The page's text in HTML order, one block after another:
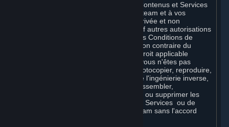
Vous n'êtes pas autorisé à utiliser les Contenus et Services
à d'autres fins que l'accès autorisé à Steam et à vos
Souscriptions, et que votre utilisation privée et non
commerciale de vos Souscriptions, sauf autres autorisations
énoncées dans le présent Accord ou les Conditions de
Souscription applicables. Sauf disposition contraire du
présent Accord, ou conformément au droit applicable
nonobstant les présentes restrictions, vous n'êtes pas
autorisé, en tout ou partie, à copier, photocopier, reproduire,
publier, distribuer, traduire, effectuer de l'ingénierie inverse,
modifier le code source, modifier, désassembler,
décompiler, créer des œuvres dérivées ou supprimer les
mentions de propriété des Contenus et Services ou de
logiciels accessibles par le biais de Steam sans l'accord